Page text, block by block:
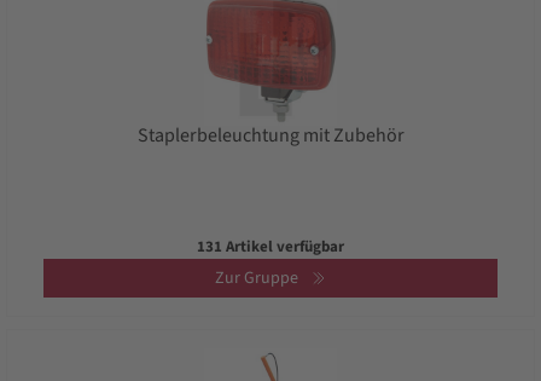
Staplerbeleuchtung mit Zubehör
131 Artikel verfügbar
Zur Gruppe